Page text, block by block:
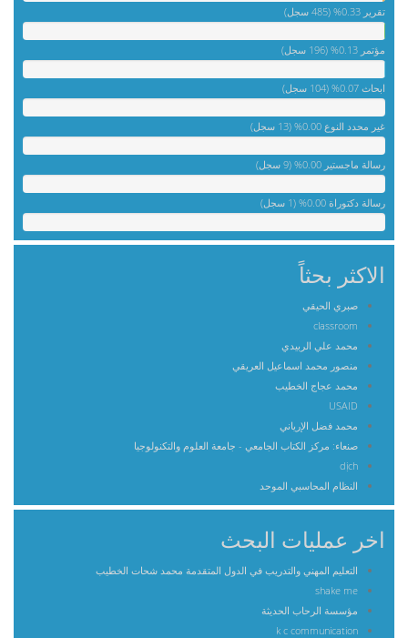
تقرير 0.33% (485 سجل)
مؤتمر 0.13% (196 سجل)
ابحاث 0.07% (104 سجل)
غير محدد النوع 0.00% (13 سجل)
رسالة ماجستير 0.00% (9 سجل)
رسالة دكتوراة 0.00% (1 سجل)
الاكثر بحثاً
صبري الحيقي
classroom
محمد علي الربيدي
منصور محمد اسماعيل العريقي
محمد عجاج الخطيب
USAID
محمد فضل الإرياني
صنعاء: مركز الكتاب الجامعي - جامعة العلوم والتكنولوجيا
dịch
النظام المحاسبي الموحد
اخر عمليات البحث
التعليم المهني والتدريب في الدول المتقدمة محمد شحات الخطيب
shake me
مؤسسة الرحاب الحديثة
k c communication